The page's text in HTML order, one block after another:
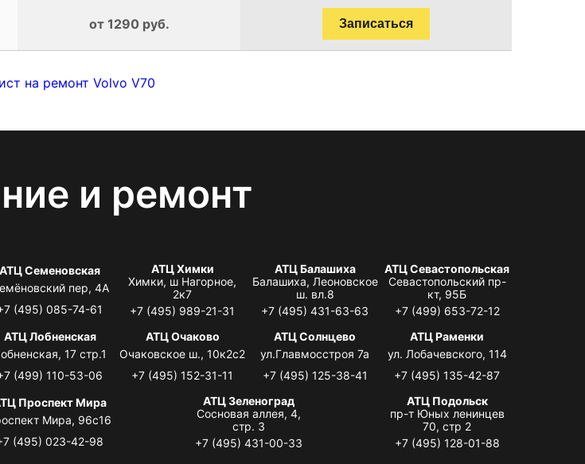
от 1290 руб. Записаться
на ремонт Volvo V70
и ремонт
АТЦ Семеновская
пер, 4А
(495) 085-74-61
АТЦ Химки
Химки, ш Нагорное,
2к7
+7 (495) 989-21-31
АТЦ Балашиха
Балашиха, Леоновское
ш. вл.8
+7 (495) 431-63-63
АТЦ Севастопольская
Севастопольский пр-
кт, 95Б
+7 (499) 653-72-12
АТЦ Лобненская
17 стр.1
(499) 110-53-06
АТЦ Очаково
Очаковское ш., 10к2с2
+7 (495) 152-31-11
АТЦ Солнцево
ул.Главмосстроя 7а
+7 (495) 125-38-41
АТЦ Раменки
ул. Лобачевского, 114
+7 (495) 135-42-87
Проспект Мира
Мира, 96с16
(495) 023-42-98
АТЦ Зеленоград
Сосновая аллея, 4,
стр. 3
+7 (495) 431-00-33
АТЦ Подольск
пр-т Юных ленинцев
70, стр 2
+7 (495) 128-01-88